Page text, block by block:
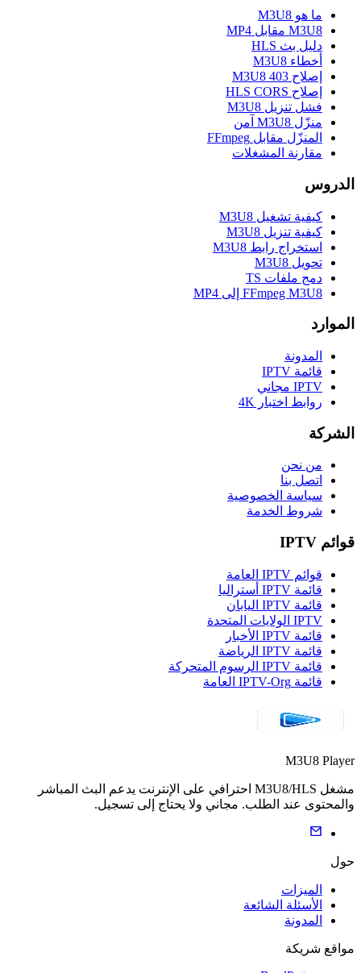
ما هو M3U8
M3U8 مقابل MP4
دليل بث HLS
أخطاء M3U8
إصلاح M3U8 403
إصلاح HLS CORS
فشل تنزيل M3U8
منزّل M3U8 آمن
المنزّل مقابل FFmpeg
مقارنة المشغلات
الدروس
كيفية تشغيل M3U8
كيفية تنزيل M3U8
استخراج رابط M3U8
تحويل M3U8
دمج ملفات TS
FFmpeg M3U8 إلى MP4
الموارد
المدونة
قائمة IPTV
IPTV مجاني
روابط اختبار 4K
الشركة
من نحن
اتصل بنا
سياسة الخصوصية
شروط الخدمة
قوائم IPTV
قوائم IPTV العامة
قائمة IPTV أستراليا
قائمة IPTV اليابان
IPTV الولايات المتحدة
قائمة IPTV الأخبار
قائمة IPTV الرياضة
قائمة IPTV الرسوم المتحركة
قائمة IPTV-Org العامة
M3U8 Player
مشغل M3U8/HLS احترافي على الإنترنت يدعم البث المباشر
والمحتوى عند الطلب. مجاني ولا يحتاج إلى تسجيل.
حول
الميزات
الأسئلة الشائعة
المدونة
مواقع شريكة